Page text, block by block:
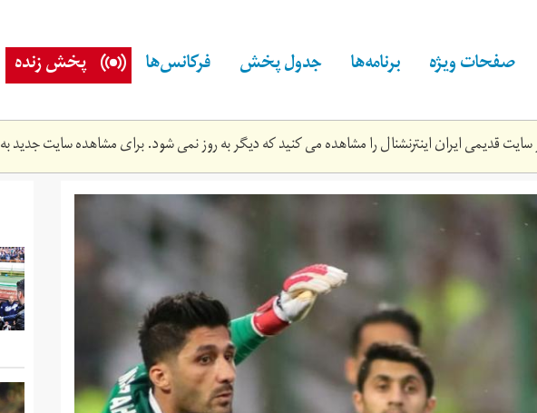
صفحات ویژه برنامه‌ها جدول پخش فرکانس‌ها پخش زنده
قدیمی ایران اینترنشنال را مشاهده می کنید که دیگر به روز نمی شود. برای مشاهده سایت جدید به